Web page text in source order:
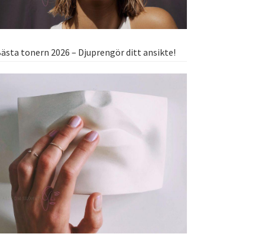
tonern 2026 – Djuprengör ditt ansikte!